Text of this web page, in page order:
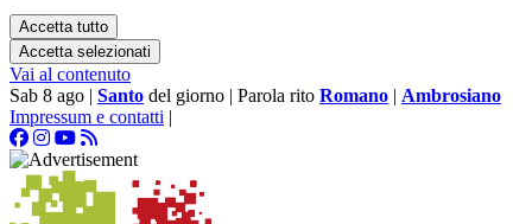
Accetta tutto
Accetta selezionati
Vai al contenuto
Sab 8 ago | Santo del giorno | Parola rito Romano | Ambrosiano
Impressum e contatti |